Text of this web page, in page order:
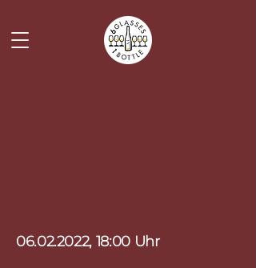
06.02.2022, 18:00 Uhr